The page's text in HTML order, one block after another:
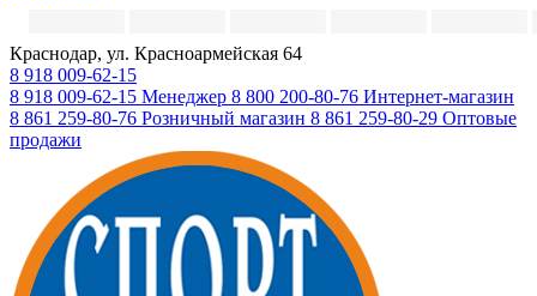
Краснодар, ул. Красноармейская 64
8 918 009-62-15
8 918 009-62-15 Менеджер 8 800 200-80-76 Интернет-магазин
8 861 259-80-76 Розничный магазин 8 861 259-80-29 Оптовые
продажи